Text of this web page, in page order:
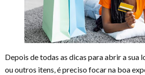
Depois de todas as dicas para abrir a sua
ou outros itens, é preciso focar na boa